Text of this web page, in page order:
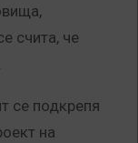
счита, че
се подкрепя
на